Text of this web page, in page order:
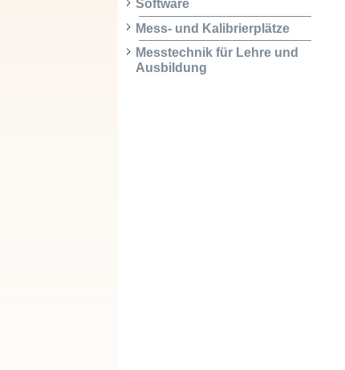
Software
Mess- und Kalibrierplätze
Messtechnik für Lehre und
Ausbildung